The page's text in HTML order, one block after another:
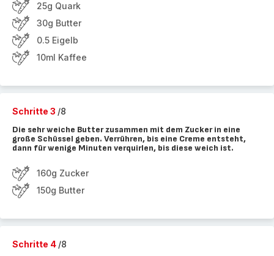
25g Quark
30g Butter
0.5 Eigelb
10ml Kaffee
Schritte 3 /8
Die sehr weiche Butter zusammen mit dem Zucker in eine
große Schüssel geben. Verrühren, bis eine Creme entsteht,
dann für wenige Minuten verquirlen, bis diese weich ist.
160g Zucker
150g Butter
Schritte 4 /8